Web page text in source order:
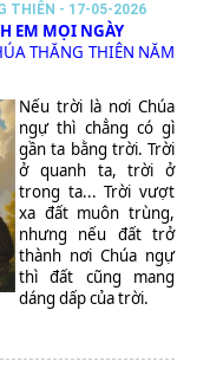
THIÊN - 17-05-2026
EM MỌI NGÀY
THĂNG THIÊN NĂM
Nếu trời là nơi Chúa
ngự thì chẳng có gì
gần ta bằng trời. Trời
ở quanh ta, trời ở
trong ta... Trời vượt
xa đất muôn trùng,
nhưng nếu đất trở
thành nơi Chúa ngự
thì đất cũng mang
dáng dấp của trời.